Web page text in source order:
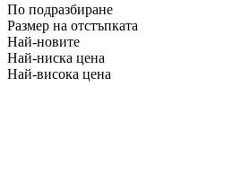
По подразбиране
Размер на отстъпката
Най-новите
Най-ниска цена
Най-висока цена